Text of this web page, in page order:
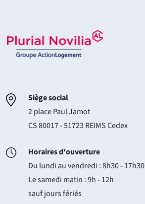
Siège social
2 place Paul Jamot
CS 80017 - 51723 REIMS Cedex
Horaires d'ouverture
Du lundi au vendredi : 8h30 - 17h30
Le samedi matin : 9h - 12h
sauf jours fériés